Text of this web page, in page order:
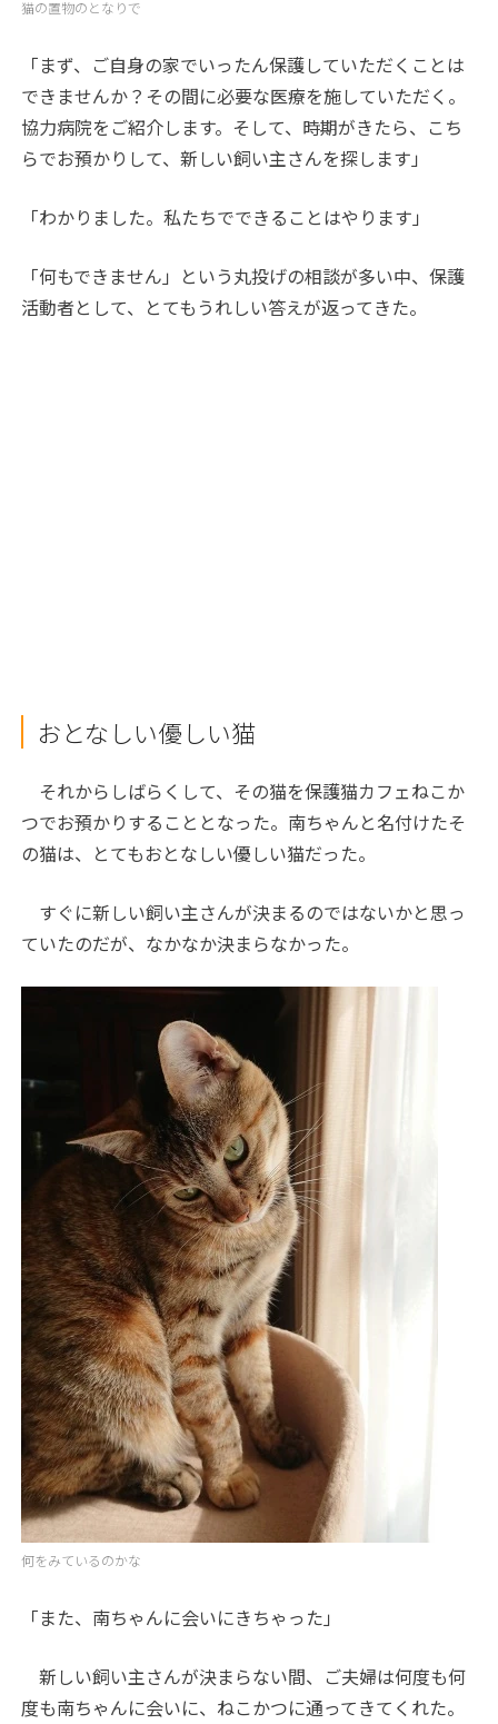
猫の置物のとなりで
「まず、ご自身の家でいったん保護していただくことは
できませんか？その間に必要な医療を施していただく。
協力病院をご紹介します。そして、時期がきたら、こち
らでお預かりして、新しい飼い主さんを探します」
「わかりました。私たちでできることはやります」
「何もできません」という丸投げの相談が多い中、保護
活動者として、とてもうれしい答えが返ってきた。
おとなしい優しい猫
それからしばらくして、その猫を保護猫カフェねこか
つでお預かりすることとなった。南ちゃんと名付けたそ
の猫は、とてもおとなしい優しい猫だった。
すぐに新しい飼い主さんが決まるのではないかと思っ
ていたのだが、なかなか決まらなかった。
何をみているのかな
「また、南ちゃんに会いにきちゃった」
新しい飼い主さんが決まらない間、ご夫婦は何度も何
度も南ちゃんに会いに、ねこかつに通ってきてくれた。